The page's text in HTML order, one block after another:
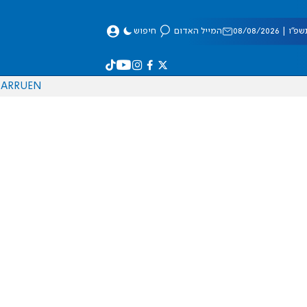
08/2026 המייל האדום חיפוש
EN
RU
AR